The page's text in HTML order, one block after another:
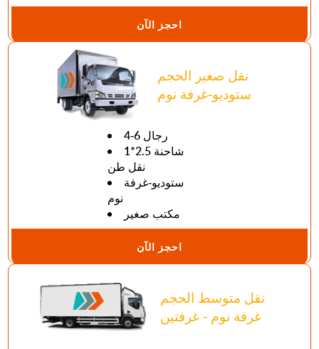
احجز الآن
نقل صغير الحجم
ستوديو-غرفة نوم
4-6 رجال
1*2.5 شاحنة
نقل طن
ستوديو-غرفة
نوم
مكتب صغير
احجز الآن
نقل متوسط الحجم
غرفة نوم - غرفتين